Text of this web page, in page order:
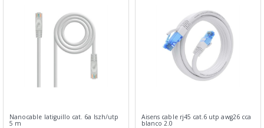
Nanocable latiguillo cat. 6a lszh/utp
5 m
Aisens cable rj45 cat.6 utp awg26 cca
blanco 2.0